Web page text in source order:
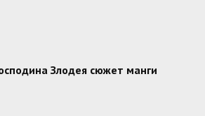
Злодея сюжет манги